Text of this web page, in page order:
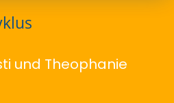
und Theophanie